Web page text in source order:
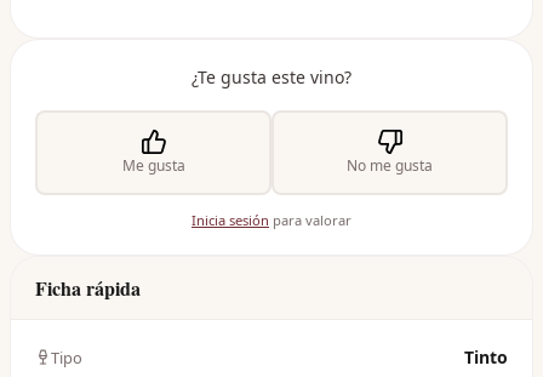
¿Te gusta este vino?
Me gusta No me gusta
Inicia sesión para valorar
Ficha rápida
Tipo Tinto